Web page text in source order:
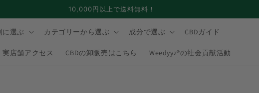
10,000円以上で送料無料！
に選ぶ カテゴリーから選ぶ 成分で選ぶ CBDガイド
実店舗アクセス CBDの卸販売はこちら Weedyyz®︎の社会貢献活動